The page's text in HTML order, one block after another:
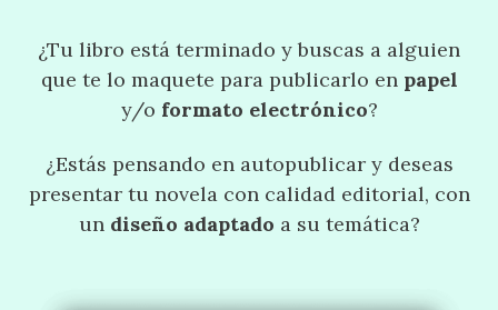
¿Tu libro está terminado y buscas a alguien
que te lo maquete para publicarlo en papel
y/o formato electrónico?
¿Estás pensando en autopublicar y deseas
presentar tu novela con calidad editorial, con
un diseño adaptado a su temática?